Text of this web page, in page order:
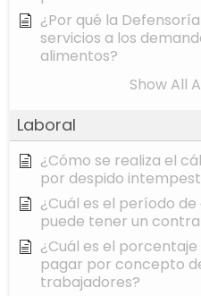
¿Por qué la
servicios a los
alimentos?
Show All
Laboral
¿Cómo se realiza el
por despido
¿Cuál es el período
puede tener un
¿Cuál es el
pagar por concepto
trabajadores?